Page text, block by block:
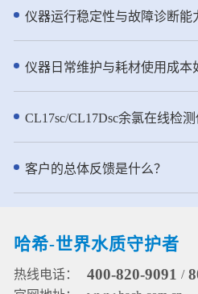
和流量检测功能。这些功能确保了
可靠的性能和减少的操作接触点。
行情况确保测量数据稳定可靠。 ●
半年一次维护，省时省力
维护频率减少到每年仅两次。该仪
器以效率为核心设计，流线型结构
标准清洁模式下，试剂的更换时间
可延长至半年一次。
板，进入浊度测量腔体然后从溢流
口溢出进入排水管道。该去泡系统
使水样中的气泡被吸附到折流系统
的各个表面，或者随着水缓慢流动
上升到水面并释放到大气中。 ● pH
测量：pH电极由两部分组成：指示
电极和参比电极。pH测量是通过测
量指示和参比电极之间的电位来实
现的。pH电极在接触溶液时，其玻
璃膜上会形成一随pH变化而变化的
电势，且该电势需另一个恒定的电
势来进行比较。参比电极就是用来
水样温度进行pH测量值补偿。 ●
行电子吸收或释放完成，参比电极
仪器运行稳定性与故障诊断能
仪器日常维护与耗材使用成本
CL17sc/CL17Dsc余氯在线检
客户的总体反馈是什么？
哈希-世界水质守护者
热线电话： 400-820-9091 /